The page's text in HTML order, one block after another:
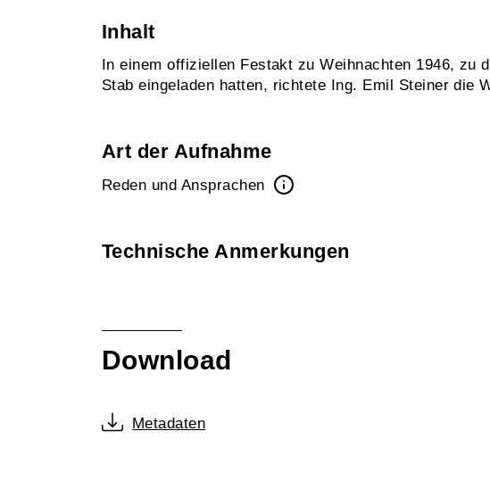
Inhalt
In einem offiziellen Festakt zu Weihnachten 1946, zu
Stab eingeladen hatten, richtete Ing. Emil Steiner die
Art der Aufnahme
Reden und Ansprachen
Technische Anmerkungen
Download
Metadaten